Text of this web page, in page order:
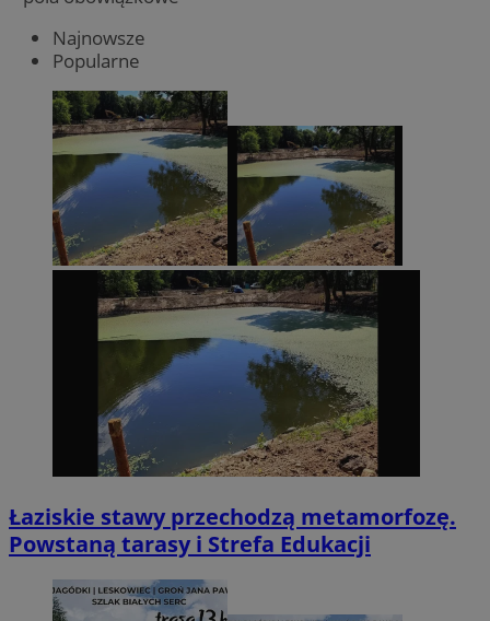
Najnowsze
Popularne
Łaziskie stawy przechodzą metamorfozę.
Powstaną tarasy i Strefa Edukacji